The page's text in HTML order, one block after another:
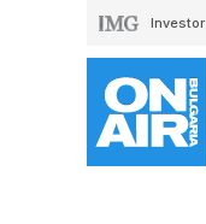
Investor